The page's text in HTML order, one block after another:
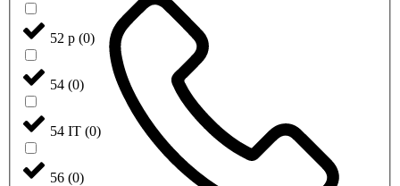
52 р (0)
54 (0)
54 IT (0)
56 (0)